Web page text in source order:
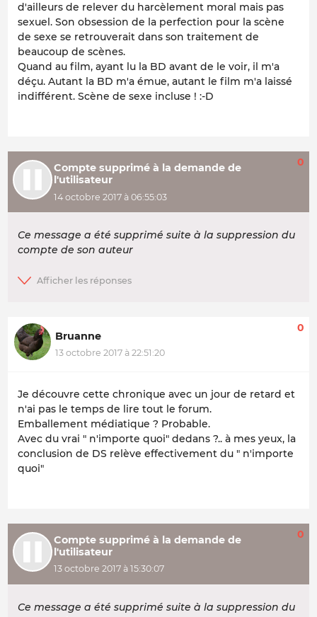
d'ailleurs de relever du harcèlement moral mais pas
sexuel. Son obsession de la perfection pour la scène
de sexe se retrouverait dans son traitement de
beaucoup de scènes.
Quand au film, ayant lu la BD avant de le voir, il m'a
déçu. Autant la BD m'a émue, autant le film m'a laissé
indifférent. Scène de sexe incluse ! :-D
Compte supprimé à la demande de
l'utilisateur
14 octobre 2017 à 06:55:03
0
Ce message a été supprimé suite à la suppression du
compte de son auteur
Bruanne
13 octobre 2017 à 22:51:20
0
Je découvre cette chronique avec un jour de retard et
n'ai pas le temps de lire tout le forum.
Emballement médiatique ? Probable.
Avec du vrai " n'importe quoi" dedans ?.. à mes yeux, la
conclusion de DS relève effectivement du " n'importe
quoi"
Compte supprimé à la demande de
l'utilisateur
13 octobre 2017 à 15:30:07
0
Ce message a été supprimé suite à la suppression du